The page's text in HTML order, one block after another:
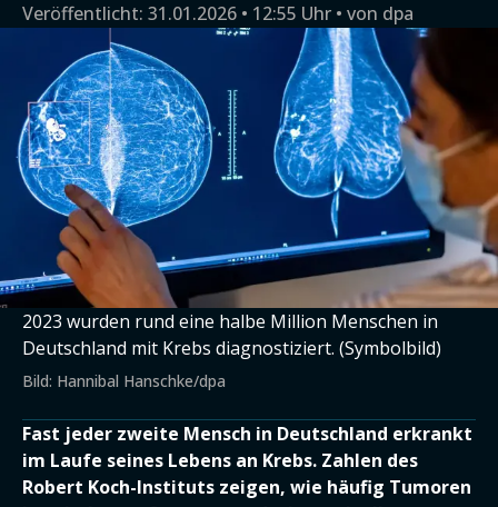
Veröffentlicht: 31.01.2026 • 12:55 Uhr von dpa
2023 wurden rund eine halbe Million Menschen in
Deutschland mit Krebs diagnostiziert. (Symbolbild)
Bild: Hannibal Hanschke/dpa
Fast jeder zweite Mensch in Deutschland erkrankt
im Laufe seines Lebens an Krebs. Zahlen des
Robert Koch-Instituts zeigen, wie häufig Tumoren